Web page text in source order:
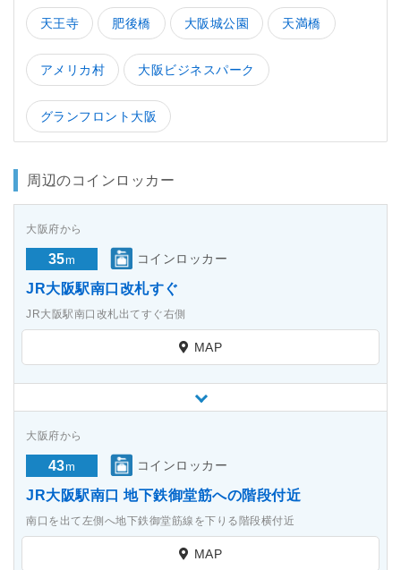
天王寺 肥後橋 大阪城公園 天満橋
アメリカ村 大阪ビジネスパーク
グランフロント大阪
周辺のコインロッカー
大阪府から
35m コインロッカー
JR大阪駅南口改札すぐ
JR大阪駅南口改札出てすぐ右側
MAP
大阪府から
43m コインロッカー
JR大阪駅南口 地下鉄御堂筋への階段付近
南口を出て左側へ地下鉄御堂筋線を下りる階段横付近
MAP